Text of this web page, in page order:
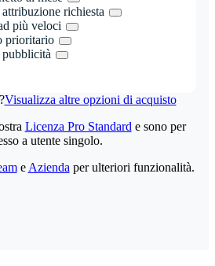
attribuzione richiesta
più veloci
prioritario
pubblicità
Visualizza altre opzioni di acquisto
Licenza Pro Standard e sono per
a utente singolo.
e Azienda per ulteriori funzionalità.